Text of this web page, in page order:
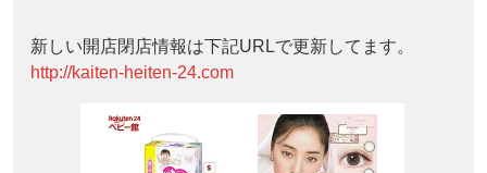
新しい開店閉店情報は下記URLで更新してます。
http://kaiten-heiten-24.com